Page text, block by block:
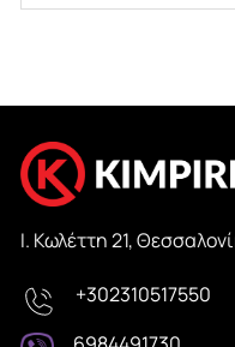
Ι. Κωλέττη 21,
+302310517550
UNCATEGORIZED
για Ξέγνοιαστα